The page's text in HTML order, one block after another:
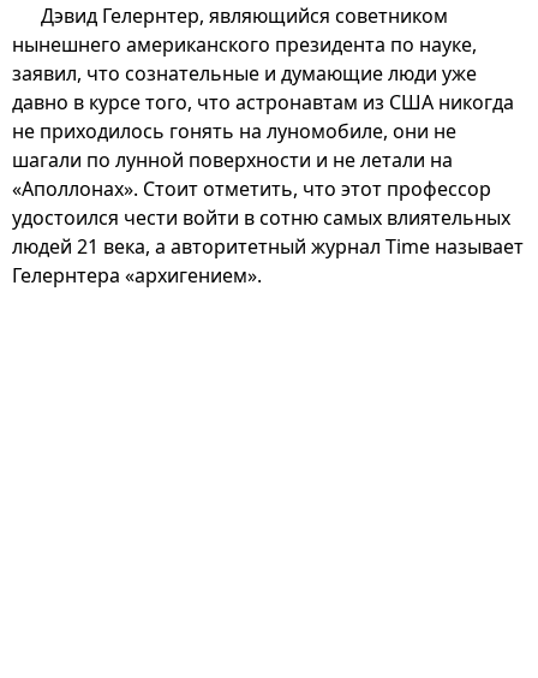
Дэвид Гелернтер, являющийся советником
нынешнего американского президента по науке,
заявил, что сознательные и думающие люди уже
давно в курсе того, что астронавтам из США никогда
не приходилось гонять на луномобиле, они не
шагали по лунной поверхности и не летали на
«Аполлонах». Стоит отметить, что этот профессор
удостоился чести войти в сотню самых влиятельных
людей 21 века, а авторитетный журнал Time называет
Гелернтера «архигением».